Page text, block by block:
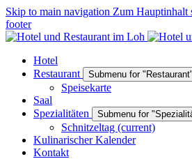
Skip to main navigation Zum Hauptinhalt
footer
Hotel
Restaurant
Submenu for "Restaurant"
Speisekarte
Saal
Spezialitäten
Submenu for
Schnitzeltag (current)
Kulinarischer Kalender
Kontakt